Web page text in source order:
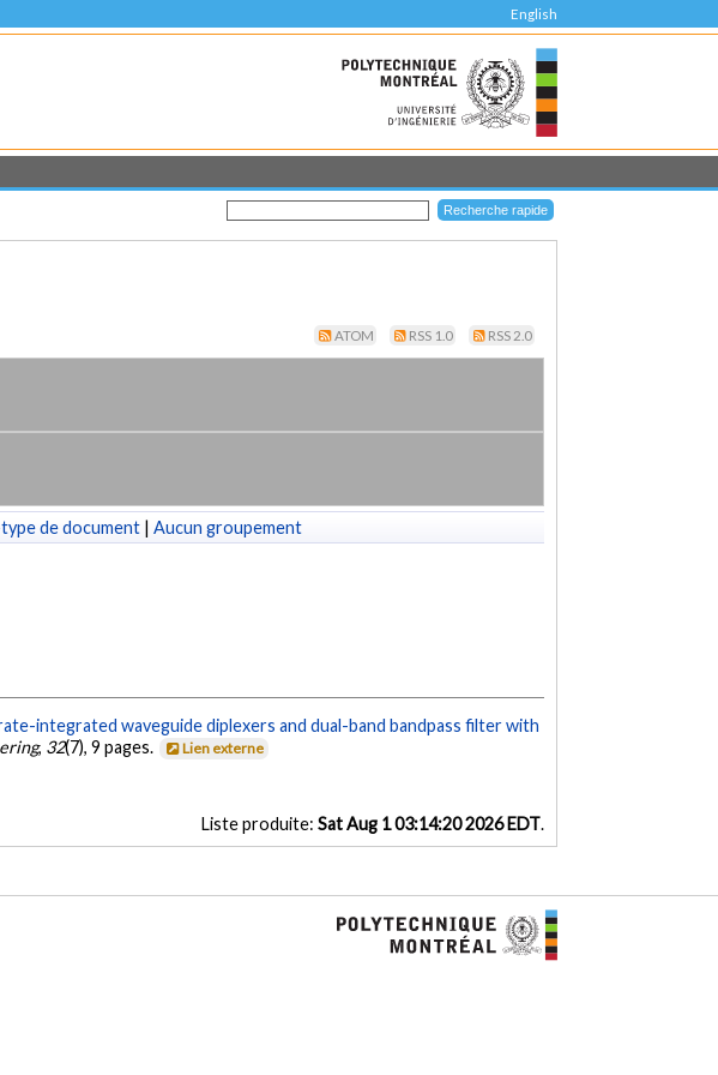
English
ATOM RSS 1.0 RSS 2.0
de document | Aucun groupement
integrated waveguide diplexers and dual-band bandpass filter with
, 32(7), 9 pages. Lien externe
Liste produite: Sat Aug 1 03:14:20 2026 EDT.